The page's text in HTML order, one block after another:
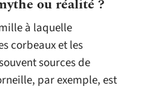
ou réalité ?
à laquelle
corbeaux et les
sources de
par exemple, est